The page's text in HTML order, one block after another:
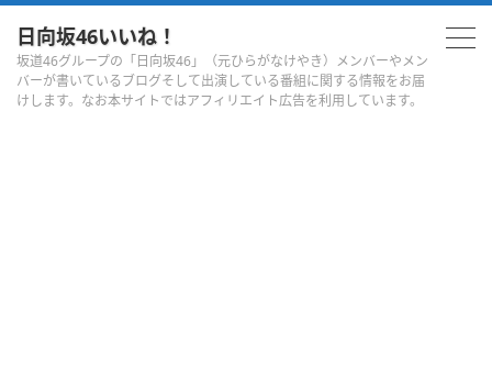
日向坂46いいね！
坂道46グループの「日向坂46」（元ひらがなけやき）メンバーやメン
バーが書いているブログそして出演している番組に関する情報をお届
けします。なお本サイトではアフィリエイト広告を利用しています。